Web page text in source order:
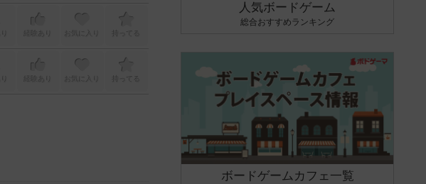
お気に入り 持ってる
お気に入り 持ってる
人気ボードゲーム
総合おすすめランキング
ボードゲームカフェ一覧